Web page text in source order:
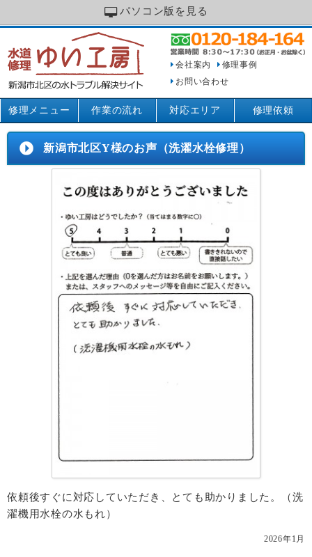
パソコン版を見る
会社案内
修理事例
お問い合わせ
修理メニュー 作業の流れ 対応エリア 修理依頼
新潟市北区Y様のお声（洗濯水栓修理）
依頼後すぐに対応していただき、とても助かりました。（洗
濯機用水栓の水もれ）
2026年1月